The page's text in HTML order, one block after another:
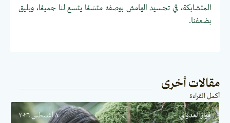
المتشابكة، في تجسيد الهامش بوصفه متسَعًا يتسع لنا جميعًا، ويليق
بضعفنا.
مقالات أخرى
أكمل القراءة
فواز العدواني ٨ أغسطس ٢٠٢٦